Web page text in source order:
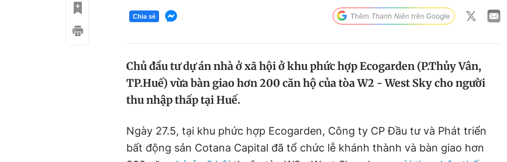
Chia sẻ
Chủ đầu tư dự án nhà ở xã hội ở khu phức hợp Ecogarden (P.Thủy Vân,
TP.Huế) vừa bàn giao hơn 200 căn hộ của tòa W2 - West Sky cho người
thu nhập thấp tại Huế.
Ngày 27.5, tại khu phức hợp Ecogarden, Công ty CP Đầu tư và Phát triển
bất động sản Cotana Capital đã tổ chức lễ khánh thành và bàn giao hơn